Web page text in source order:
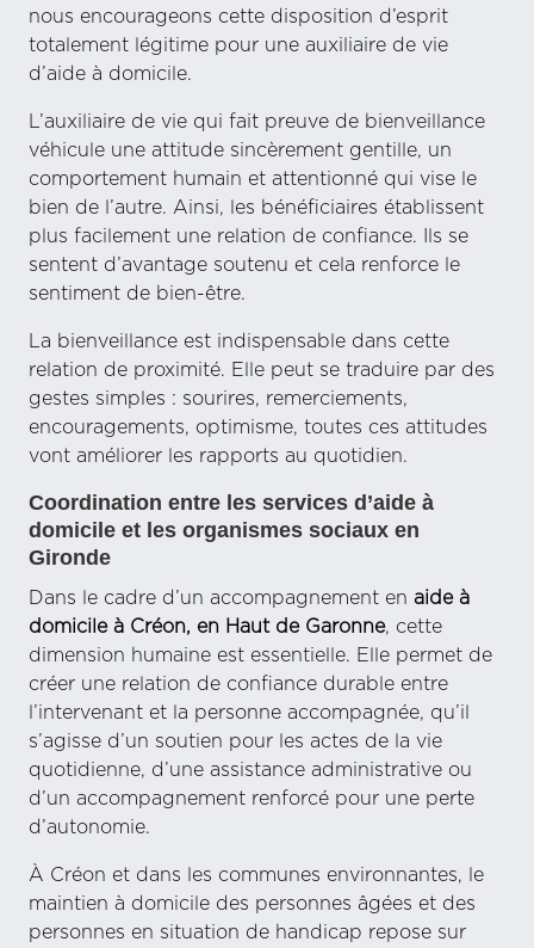
nous encourageons cette disposition d’esprit
totalement légitime pour une auxiliaire de vie
d’aide à domicile.
L’auxiliaire de vie qui fait preuve de bienveillance
véhicule une attitude sincèrement gentille, un
comportement humain et attentionné qui vise le
bien de l’autre. Ainsi, les bénéficiaires établissent
plus facilement une relation de confiance. Ils se
sentent d’avantage soutenu et cela renforce le
sentiment de bien-être.
La bienveillance est indispensable dans cette
relation de proximité. Elle peut se traduire par des
gestes simples : sourires, remerciements,
encouragements, optimisme, toutes ces attitudes
vont améliorer les rapports au quotidien.
Coordination entre les services d’aide à
domicile et les organismes sociaux en
Gironde
Dans le cadre d’un accompagnement en aide à
domicile à Créon, en Haut de Garonne, cette
dimension humaine est essentielle. Elle permet de
créer une relation de confiance durable entre
l’intervenant et la personne accompagnée, qu’il
s’agisse d’un soutien pour les actes de la vie
quotidienne, d’une assistance administrative ou
d’un accompagnement renforcé pour une perte
d’autonomie.
À Créon et dans les communes environnantes, le
maintien à domicile des personnes âgées et des
personnes en situation de handicap repose sur